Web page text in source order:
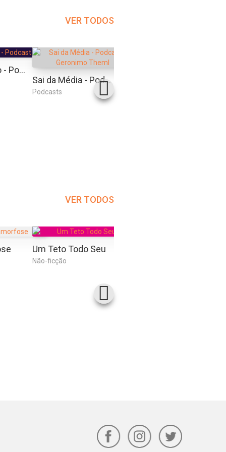
VER TODOS
Caio Carneiro - Podcast Fod*
Sai da Média - Podcast | Geronimo Theml
Podcasts
VER TODOS
Um Teto Todo Seu
Não-ficção